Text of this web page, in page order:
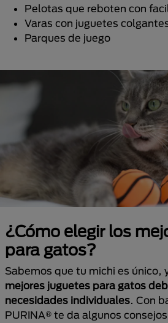
Pelotas que reboten con
Varas con juguetes
Parques de juego
¿Cómo elegir los
para gatos?
Sabemos que tu michi es único,
mejores juguetes para gatos
necesidades individuales. Con
PURINA® te da algunos